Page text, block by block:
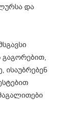
და
გაგორებით,
ისაუბრებენ